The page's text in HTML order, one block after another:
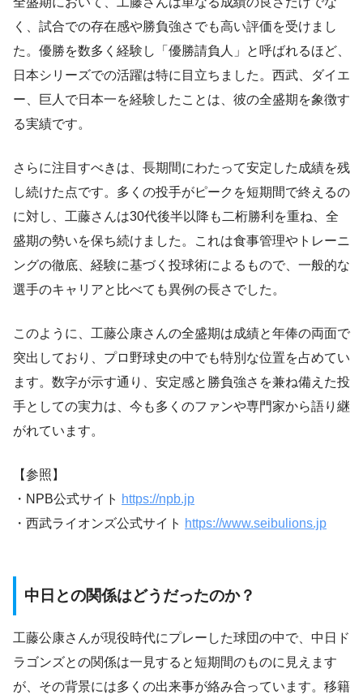
く、試合での存在感や勝負強さでも高い評価を受けまし
た。優勝を数多く経験し「優勝請負人」と呼ばれるほど、
日本シリーズでの活躍は特に目立ちました。西武、ダイエ
ー、巨人で日本一を経験したことは、彼の全盛期を象徴す
る実績です。
さらに注目すべきは、長期間にわたって安定した成績を残
し続けた点です。多くの投手がピークを短期間で終えるの
に対し、工藤さんは30代後半以降も二桁勝利を重ね、全
盛期の勢いを保ち続けました。これは食事管理やトレーニ
ングの徹底、経験に基づく投球術によるもので、一般的な
選手のキャリアと比べても異例の長さでした。
このように、工藤公康さんの全盛期は成績と年俸の両面で
突出しており、プロ野球史の中でも特別な位置を占めてい
ます。数字が示す通り、安定感と勝負強さを兼ね備えた投
手としての実力は、今も多くのファンや専門家から語り継
がれています。
【参照】
・NPB公式サイト https://npb.jp
・西武ライオンズ公式サイト https://www.seibulions.jp
中日との関係はどうだったのか？
工藤公康さんが現役時代にプレーした球団の中で、中日ド
ラゴンズとの関係は一見すると短期間のものに見えます
が、その背景には多くの出来事が絡み合っています。移籍